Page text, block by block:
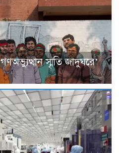
স্মৃতি জাদুঘরে’